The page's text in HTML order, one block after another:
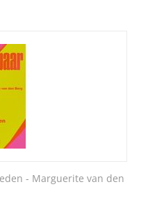
- Marguerite van den